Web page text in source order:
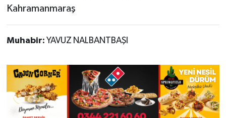
Kahramanmaraş
Muhabir: YAVUZ NALBANTBAŞI